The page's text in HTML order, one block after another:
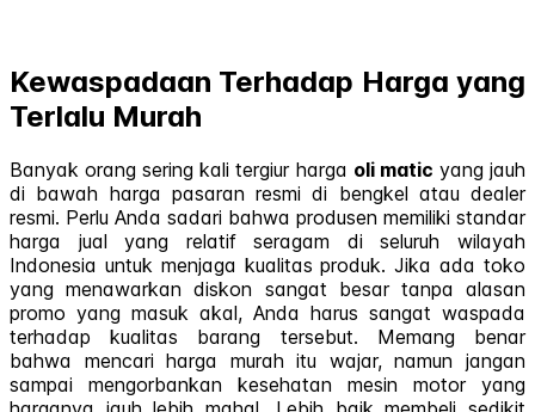
Kewaspadaan Terhadap Harga yang
Terlalu Murah
Banyak orang sering kali tergiur harga oli matic yang jauh
di bawah harga pasaran resmi di bengkel atau dealer
resmi. Perlu Anda sadari bahwa produsen memiliki standar
harga jual yang relatif seragam di seluruh wilayah
Indonesia untuk menjaga kualitas produk. Jika ada toko
yang menawarkan diskon sangat besar tanpa alasan
promo yang masuk akal, Anda harus sangat waspada
terhadap kualitas barang tersebut. Memang benar
bahwa mencari harga murah itu wajar, namun jangan
sampai mengorbankan kesehatan mesin motor yang